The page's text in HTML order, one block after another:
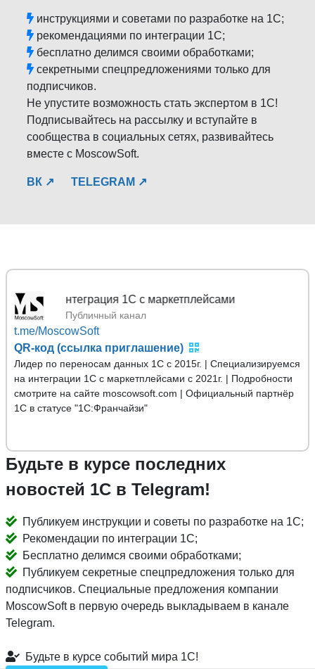
инструкциями и советами по разработке на 1С;
рекомендациями по интеграции 1С;
бесплатно делимся своими обработками;
секретными спецпредложениями только для
подписчиков.
Не упустите возможность стать экспертом в 1С!
Подписывайтесь на рассылку и вступайте в
сообщества в социальных сетях, развивайтесь
вместе с MoscowSoft.
ВК ↗ TELEGRAM ↗
Публичный канал
t.me/MoscowSoft
QR-код (ссылка приглашение)
Лидер по переносам данных 1С с 2015г. | Специализируемся
на интеграции 1С с маркетплейсами с 2021г. | Подробности
смотрите на сайте moscowsoft.com | Официальный партнёр
1С в статусе "1С:Франчайзи"
Будьте в курсе последних
новостей 1С в Telegram!
Публикуем инструкции и советы по разработке на 1С;
Рекомендации по интеграции 1С;
Бесплатно делимся своими обработками;
Публикуем секретные спецпредложения только для
подписчиков. Специальные предложения компании
MoscowSoft в первую очередь выкладываем в канале
Telegram.
Будьте в курсе событий мира 1С!